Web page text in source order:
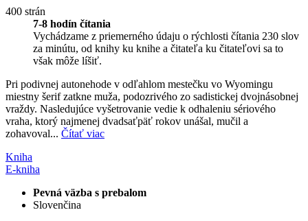
400 strán
7-8 hodín čítania
Vychádzame z priemerného údaju o rýchlosti čítania 230 slov
za minútu, od knihy ku knihe a čitateľa ku čitateľovi sa to
však môže líšiť.
Pri podivnej autonehode v odľahlom mestečku vo Wyomingu
miestny šerif zatkne muža, podozrivého zo sadistickej dvojnásobnej
vraždy. Nasledujúce vyšetrovanie vedie k odhaleniu sériového
vraha, ktorý najmenej dvadsaťpäť rokov unášal, mučil a
zohavoval... Čítať viac
Kniha
E-kniha
Pevná väzba s prebalom
Slovenčina